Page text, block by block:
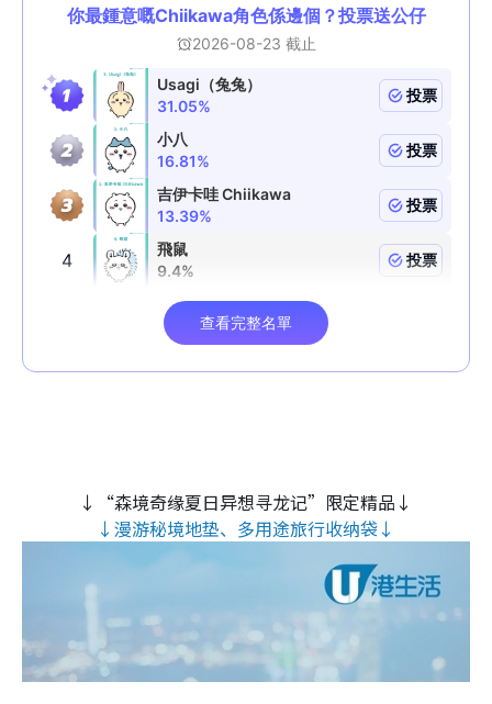
↓“森境奇缘夏日异想寻龙记”限定精品↓
↓漫游秘境地垫、多用途旅行收纳袋↓